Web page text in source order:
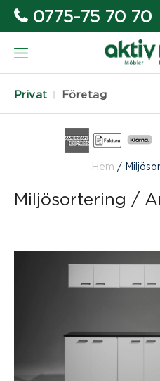
0775-75 70 70
Privat Företag
Hem /
Miljösortering /